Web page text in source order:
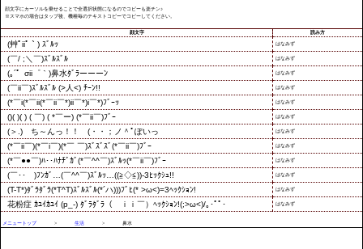
顔文字にカーソルを乗せることで全選択状態になるのでコピーも楽チン♪
※スマホの場合はタップ後、機種毎のテキストコピーでコピーしてください。
顔文字 読み方
はなみず
はなみず
はなみず
はなみず
はなみず
はなみず
はなみず
はなみず
はなみず
はなみず
はなみず
はなみず
メニュートップ > 生活 > 鼻水